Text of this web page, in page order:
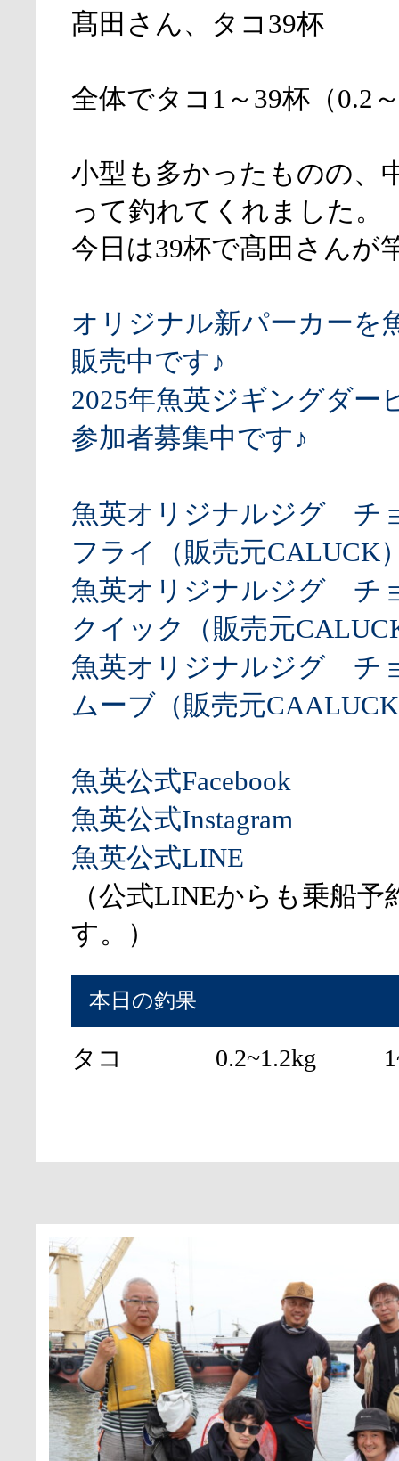
髙田さん、タコ39杯
全体でタコ1～39杯（0.2
小型も多かったものの、
って釣れてくれました。
今日は39杯で髙田さんが
オリジナル新パーカーを
販売中です♪
2025年魚英ジギングダー
参加者募集中です♪
魚英オリジナルジグ チ
フライ（販売元CALUCK
魚英オリジナルジグ チ
クイック（販売元
魚英オリジナルジグ チ
ムーブ（販売元
魚英公式Facebook
魚英公式Instagram
魚英公式LINE
（公式LINEからも乗船予
す。）
本日の釣果
タコ 0.2~1.2kg